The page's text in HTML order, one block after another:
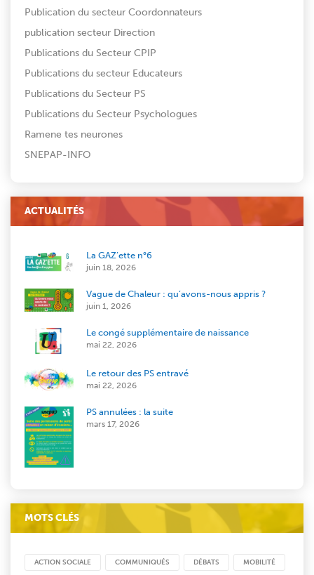
Publication du secteur Coordonnateurs
publication secteur Direction
Publications du Secteur CPIP
Publications du secteur Educateurs
Publications du Secteur PS
Publications du Secteur Psychologues
Ramene tes neurones
SNEPAP-INFO
ACTUALITÉS
La GAZ’ette n°6
juin 18, 2026
Vague de Chaleur : qu’avons-nous appris ?
juin 1, 2026
Le congé supplémentaire de naissance
mai 22, 2026
Le retour des PS entravé
mai 22, 2026
PS annulées : la suite
mars 17, 2026
MOTS CLÉS
ACTION SOCIALE COMMUNIQUÉS DÉBATS MOBILITÉ